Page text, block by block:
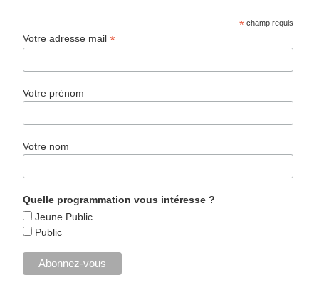
* champ requis
Votre adresse mail*
Votre prénom
Votre nom
Quelle programmation vous intéresse ?
Jeune Public
Public